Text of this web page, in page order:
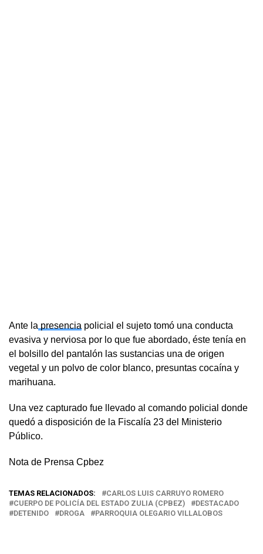
Ante la presencia policial el sujeto tomó una conducta
evasiva y nerviosa por lo que fue abordado, éste tenía en
el bolsillo del pantalón las sustancias una de origen
vegetal y un polvo de color blanco, presuntas cocaína y
marihuana.
Una vez capturado fue llevado al comando policial donde
quedó a disposición de la Fiscalía 23 del Ministerio
Público.
Nota de Prensa Cpbez
TEMAS RELACIONADOS:
CARLOS LUIS CARRUYO ROMERO
CUERPO DE POLICÍA DEL ESTADO ZULIA (CPBEZ)
DESTACADO
DETENIDO
DROGA PARROQUIA OLEGARIO VILLALOBOS